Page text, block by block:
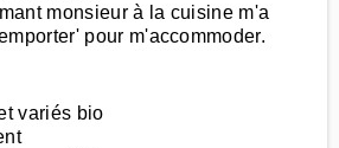
monsieur à la cuisine m'a
pour m'accommoder.
variés bio